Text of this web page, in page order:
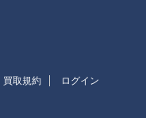
買取規約 ログイン